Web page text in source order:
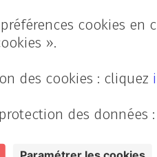
cookies en
».
des cookies : cliquez
des données